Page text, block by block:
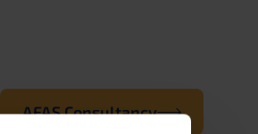
AFAS Consultancy